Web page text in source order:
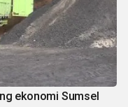
ekonomi Sumsel